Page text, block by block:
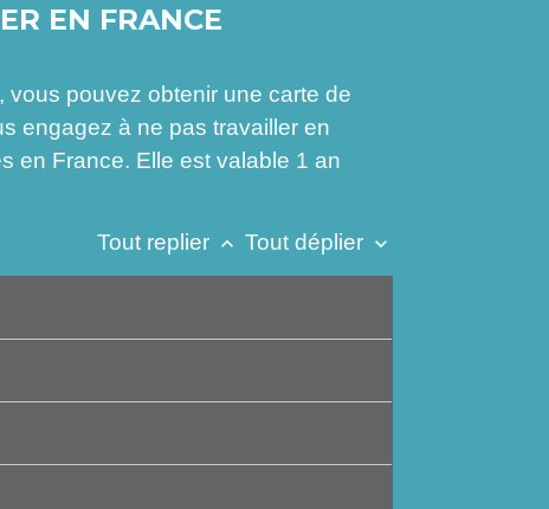
EN FRANCE
pouvez obtenir une carte de
engagez à ne pas travailler en
en France. Elle est valable 1 an
Tout replier keyboard_arrow_up Tout déplier keyboard_arrow_down